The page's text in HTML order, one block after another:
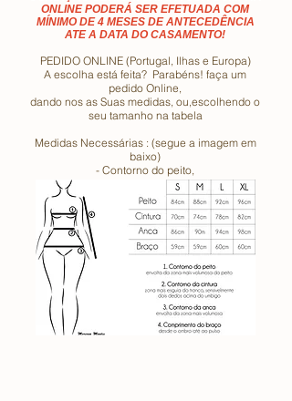
ONLINE PODERÁ SER EFETUADA COM
MÍNIMO DE 4 MESES DE ANTECEDÊNCIA
ATE A DATA DO CASAMENTO!
PEDIDO ONLINE (Portugal, Ilhas e Europa)
A escolha está feita? Parabéns! faça um
pedido Online,
dando nos as Suas medidas, ou,escolhendo o
seu tamanho na tabela
Medidas Necessárias : (segue a imagem em
baixo)
- Contorno do peito,
- Contorno da cintura
- Contorno da anca